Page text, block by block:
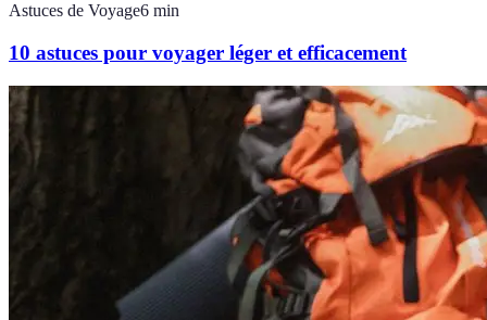
Astuces de Voyage6 min
10 astuces pour voyager léger et efficacement